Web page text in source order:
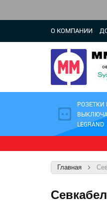
О КОМПАНИИ
РОЗЕТКИ
LEGRAND
Главная